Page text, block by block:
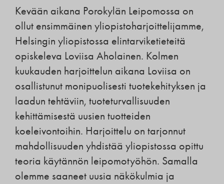
Kevään aikana Porokylän Leipomossa on
ollut ensimmäinen yliopistoharjoittelijamme,
Helsingin yliopistossa elintarviketieteitä
opiskeleva Loviisa Aholainen. Kolmen
kuukauden harjoittelun aikana Loviisa on
osallistunut monipuolisesti tuotekehityksen ja
laadun tehtäviin, tuoteturvallisuuden
kehittämisestä uusien tuotteiden
koeleivontoihin. Harjoittelu on tarjonnut
mahdollisuuden yhdistää yliopistossa opittu
teoria käytännön leipomotyöhön. Samalla
olemme saaneet uusia näkökulmia ja